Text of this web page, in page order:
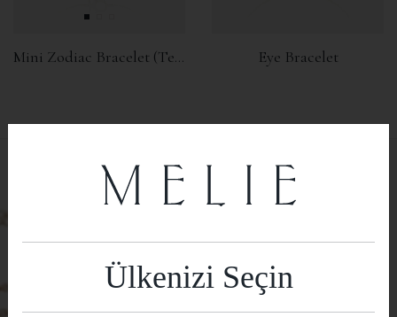
Mini Zodiac Bracelet (Terazi) Eye Bracelet
Ülkenizi Seçin